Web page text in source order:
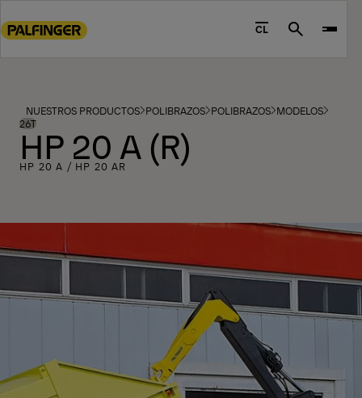
to
footer
content
CL Search
NUESTROS PRODUCTOS POLIBRAZOS POLIBRAZOS MODELOS
26T
HP 20 A (R)
HP 20 A / HP 20 AR